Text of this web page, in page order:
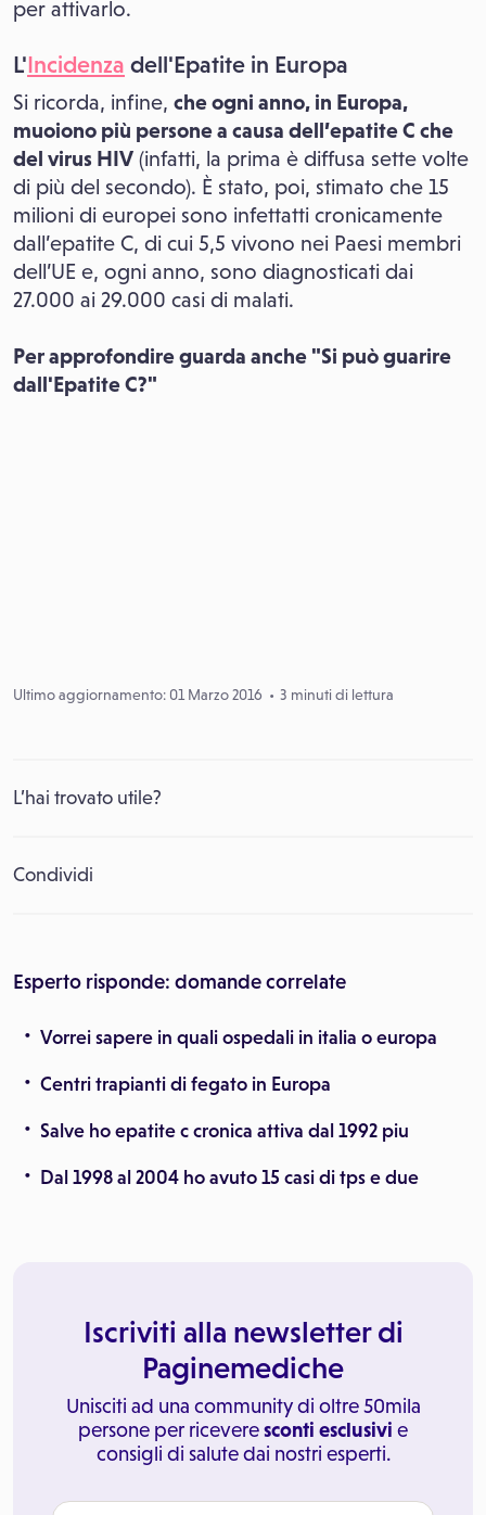
per attivarlo.
L'Incidenza dell'Epatite in Europa
Si ricorda, infine, che ogni anno, in Europa,
muoiono più persone a causa dell’epatite C che
del virus HIV (infatti, la prima è diffusa sette volte
di più del secondo). È stato, poi, stimato che 15
milioni di europei sono infettatti cronicamente
dall’epatite C, di cui 5,5 vivono nei Paesi membri
dell’UE e, ogni anno, sono diagnosticati dai
27.000 ai 29.000 casi di malati.
Per approfondire guarda anche "Si può guarire
dall'Epatite C?"
Ultimo aggiornamento: 01 Marzo 2016 3 minuti di lettura
L’hai trovato utile?
Condividi
Esperto risponde: domande correlate
Vorrei sapere in quali ospedali in italia o europa
Centri trapianti di fegato in Europa
Salve ho epatite c cronica attiva dal 1992 piu
Dal 1998 al 2004 ho avuto 15 casi di tps e due
Iscriviti alla newsletter di
Paginemediche
Unisciti ad una community di oltre 50mila
persone per riceveresconti esclusivi e
consigli di salute dai nostri esperti.